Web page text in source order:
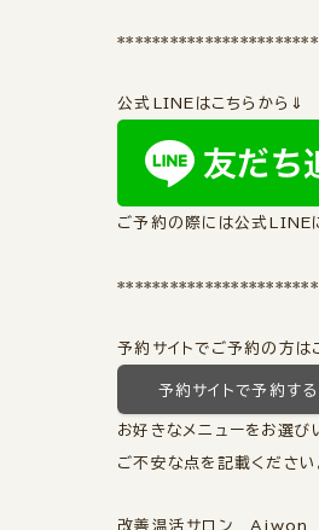
公式LINEはこちらから⇓
ご予約の際には公式LINE
予約サイトでご予約の方は
予約サイトで予約する
お好きなメニューをお選
ご不安な点を記載くださ
改善温活サロン Aiwon